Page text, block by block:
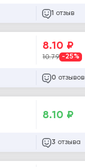
1 отзыв
8.10 ₽
10.79 -25%
0 отзывов
8.10 ₽
3 отзыва